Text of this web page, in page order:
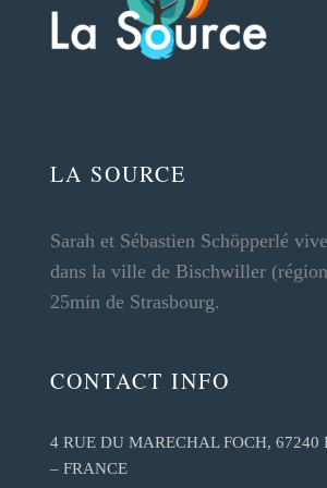
LA SOURCE
Sarah et Sébastien Schöpperlé
dans la ville de Bischwiller
25min de Strasbourg.
CONTACT INFO
4 RUE DU MARECHAL FOCH, 67240
– FRANCE